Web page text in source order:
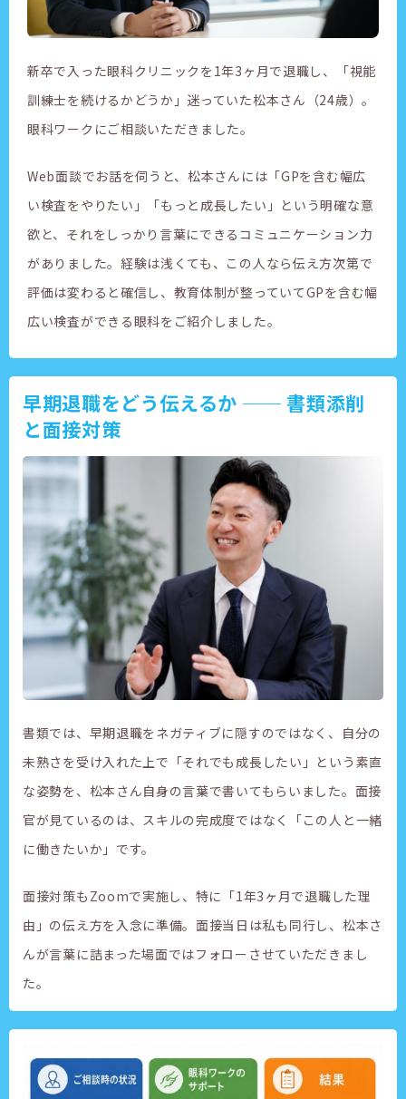
新卒で入った眼科クリニックを1年3ヶ月で退職し、「視能
訓練士を続けるかどうか」迷っていた松本さん（24歳）。
眼科ワークにご相談いただきました。
Web面談でお話を伺うと、松本さんには「GPを含む幅広
い検査をやりたい」「もっと成長したい」という明確な意
欲と、それをしっかり言葉にできるコミュニケーション力
がありました。経験は浅くても、この人なら伝え方次第で
評価は変わると確信し、教育体制が整っていてGPを含む幅
広い検査ができる眼科をご紹介しました。
早期退職をどう伝えるか ── 書類添削
と面接対策
書類では、早期退職をネガティブに隠すのではなく、自分の
未熟さを受け入れた上で「それでも成長したい」という素直
な姿勢を、松本さん自身の言葉で書いてもらいました。面接
官が見ているのは、スキルの完成度ではなく「この人と一緒
に働きたいか」です。
面接対策もZoomで実施し、特に「1年3ヶ月で退職した理
由」の伝え方を入念に準備。面接当日は私も同行し、松本さ
んが言葉に詰まった場面ではフォローさせていただきまし
た。